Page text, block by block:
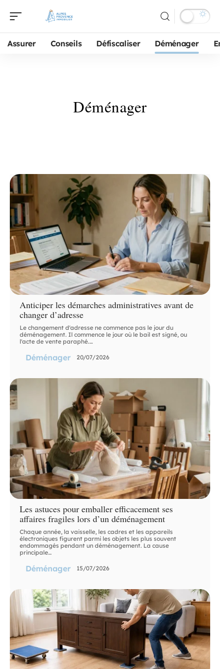
Assurer Conseils Défiscaliser Déménager
Déménager
Anticiper les démarches administratives avant de
changer d’adresse
Le changement d'adresse ne commence pas le jour du
déménagement. Il commence le jour où le bail est signé, ou
l'acte de vente paraphé.…
Déménager 20/07/2026
Les astuces pour emballer efficacement ses
affaires fragiles lors d’un déménagement
Chaque année, la vaisselle, les cadres et les appareils
électroniques figurent parmi les objets les plus souvent
endommagés pendant un déménagement. La cause
principale…
Déménager 15/07/2026